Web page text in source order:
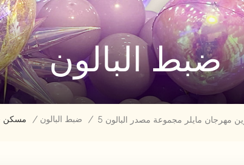
ضبط البالون
مسكن / ضبط البالون /